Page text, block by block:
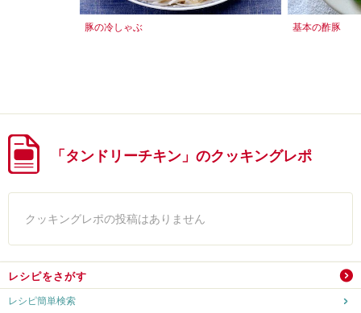
豚の冷しゃぶ 基本の酢豚
「タンドリーチキン」のクッキングレポ
クッキングレポの投稿はありません
レシピをさがす
レシピ簡単検索